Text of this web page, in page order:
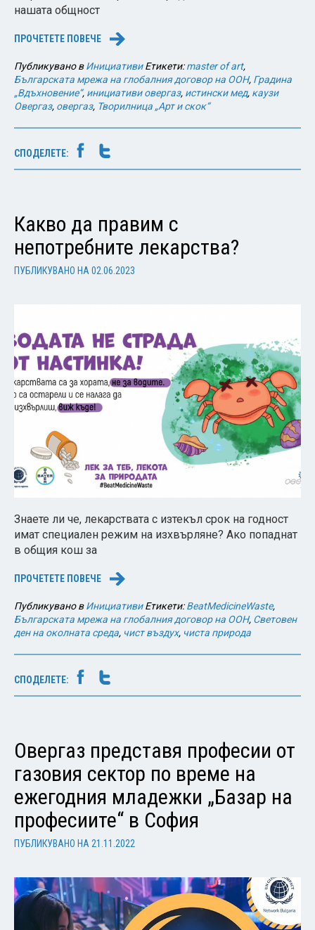
нашата общност
ПРОЧЕТЕТЕ ПОВЕЧЕ →
Публикувано вИнициативи Етикети:master of art,
Българската мрежа на глобалния договор на ООН, Градина
„Вдъхновение“, инициативи овергаз, истински мед, каузи
Овергаз, овергаз, Творилница „Арт и скок“
СПОДЕЛЕТЕ:
Какво да правим с
непотребните лекарства?
ПУБЛИКУВАНО НА 02.06.2023
Знаете ли че, лекарствата с изтекъл срок на годност
имат специален режим на изхвърляне? Ако попаднат
в общия кош за
ПРОЧЕТЕТЕ ПОВЕЧЕ →
Публикувано вИнициативи Етикети:BeatMedicineWaste,
Българската мрежа на глобалния договор на ООН, Световен
ден на околната среда, чист въздух, чиста природа
СПОДЕЛЕТЕ:
Овергаз представя професии от
газовия сектор по време на
ежегодния младежки „Базар на
професиите“ в София
ПУБЛИКУВАНО НА 21.11.2022